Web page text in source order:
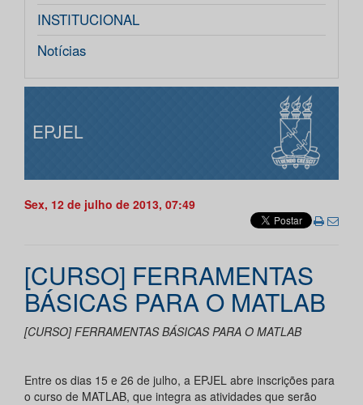
INSTITUCIONAL
Notícias
EPJEL
Sex, 12 de julho de 2013, 07:49
[CURSO] FERRAMENTAS
BÁSICAS PARA O MATLAB
[CURSO] FERRAMENTAS BÁSICAS PARA O MATLAB
Entre os dias 15 e 26 de julho, a EPJEL abre inscrições para
o curso de MATLAB, que integra as atividades que serão